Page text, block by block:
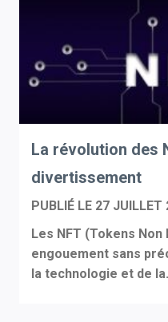
La révolution des
divertissement
PUBLIÉ LE 27 JUILLET
Les NFT (Tokens
engouement sans
la technologie et de